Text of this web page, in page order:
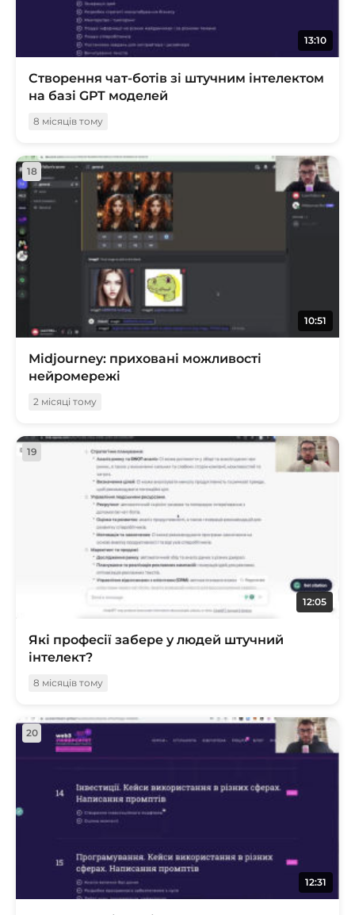
13:10
Створення чат-ботів зі штучним інтелектом
на базі GPT моделей
8 місяців тому
18
10:51
Midjourney: приховані можливості
нейромережі
2 місяці тому
19
12:05
Які професії забере у людей штучний
інтелект?
8 місяців тому
20
12:31